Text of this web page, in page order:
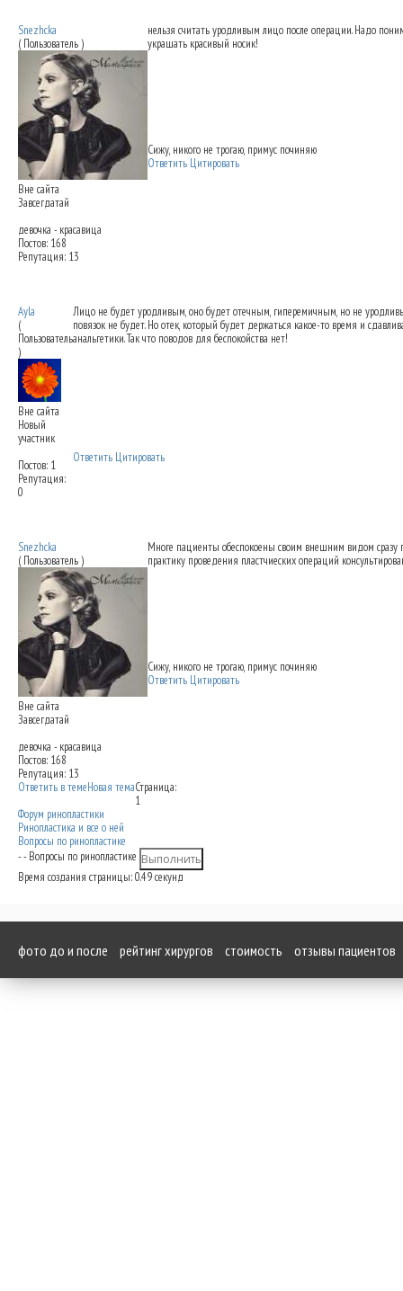
Snezhcka
( Пользователь )
Вне сайта
Завсегдатай
девочка - красавица
Постов: 168
Репутация: 13
нельзя считать уродливым лицо после операции. Надо
украшать красивый носик!
Сижу, никого не трогаю, примус починяю
Ответить Цитировать
Ayla
(
Пользователь
)
Вне сайта
Новый
участник
Постов: 1
Репутация:
0
Лицо не будет уродливым, оно будет отечным, гиперемичным, но не
повязок не будет. Но отек, который будет держаться какое-то время и
анальгетики. Так что поводов для беспокойства нет!
Ответить Цитировать
Snezhcka
( Пользователь )
Вне сайта
Завсегдатай
девочка - красавица
Постов: 168
Репутация: 13
Многе пациенты обеспокоены своим внешним видом сразу
практику проведения пластчиеских операций
Сижу, никого не трогаю, примус починяю
Ответить Цитировать
Ответить в темеНовая темаСтраница:
1
Форум ринопластики
Ринопластика и все о ней
Вопросы по ринопластике
- - Вопросы по ринопластике
Время создания страницы: 0.49 секунд
фото до и после рейтинг хирургов стоимость отзывы пациентов